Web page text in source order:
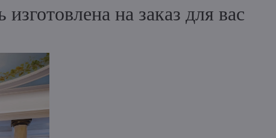
на заказ для вас